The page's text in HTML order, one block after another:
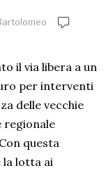
il via libera a un
per interventi
delle vecchie
regionale
questa
la lotta ai